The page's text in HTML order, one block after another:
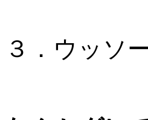
３．ウッソ